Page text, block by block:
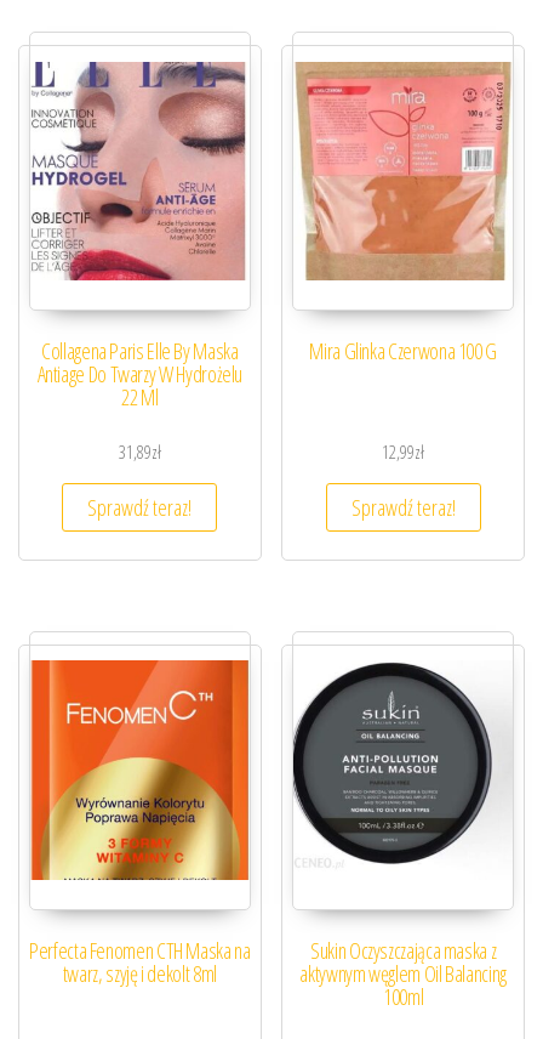
Collagena Paris Elle By Maska
Antiage Do Twarzy W Hydrożelu
22 Ml
31,89zł
Sprawdź teraz!
Mira Glinka Czerwona 100 G
12,99zł
Sprawdź teraz!
Perfecta Fenomen CTH Maska na
twarz, szyję i dekolt 8ml
Sukin Oczyszczająca maska z
aktywnym węglem Oil Balancing
100ml